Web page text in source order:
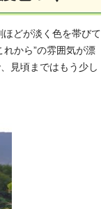
どが淡く色を帯びて
れから”の雰囲気が漂
見頃まではもう少し